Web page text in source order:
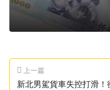
上一篇
新北男駕貨車失控打滑！